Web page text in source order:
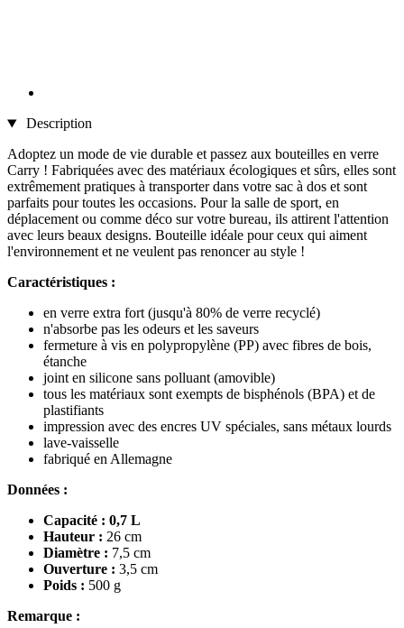
Description
Adoptez un mode de vie durable et passez aux bouteilles en verre
Carry ! Fabriquées avec des matériaux écologiques et sûrs, elles sont
extrêmement pratiques à transporter dans votre sac à dos et sont
parfaits pour toutes les occasions. Pour la salle de sport, en
déplacement ou comme déco sur votre bureau, ils attirent l'attention
avec leurs beaux designs. Bouteille idéale pour ceux qui aiment
l'environnement et ne veulent pas renoncer au style !
Caractéristiques :
en verre extra fort (jusqu'à 80% de verre recyclé)
n'absorbe pas les odeurs et les saveurs
fermeture à vis en polypropylène (PP) avec fibres de bois,
étanche
joint en silicone sans polluant (amovible)
tous les matériaux sont exempts de bisphénols (BPA) et de
plastifiants
impression avec des encres UV spéciales, sans métaux lourds
lave-vaisselle
fabriqué en Allemagne
Données :
Capacité : 0,7 L
Hauteur : 26 cm
Diamètre : 7,5 cm
Ouverture : 3,5 cm
Poids : 500 g
Remarque :